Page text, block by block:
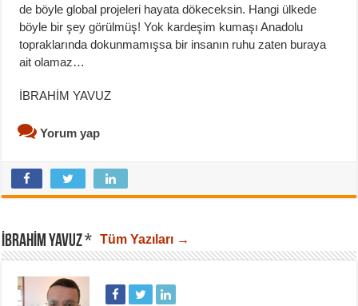
de böyle global projeleri hayata dökeceksin. Hangi ülkede
böyle bir şey görülmüş! Yok kardeşim kumaşı Anadolu
topraklarında dokunmamışsa bir insanın ruhu zaten buraya
ait olamaz…
İBRAHİM YAVUZ
Yorum yap
İBRAHIM YAVUZ * Tüm Yazıları →